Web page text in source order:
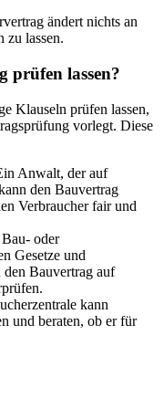
ändert nichts an
zu lassen.
prüfen lassen?
Klauseln prüfen lassen,
vorlegt. Diese
Anwalt, der auf
den Bauvertrag
Verbraucher fair und
oder
Gesetze und
Bauvertrag auf
kann
und beraten, ob er für